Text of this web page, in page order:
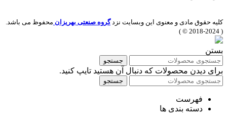
کلیه حقوق مادی و معنوی این وبسایت نزدگروه صنعتی بهریزان محفوظ می باشد.
( 2024-2018 © )
بستن
جستجو
برای دیدن محصولات که دنبال آن هستید تایپ کنید.
جستجو
فهرست
دسته بندی ها